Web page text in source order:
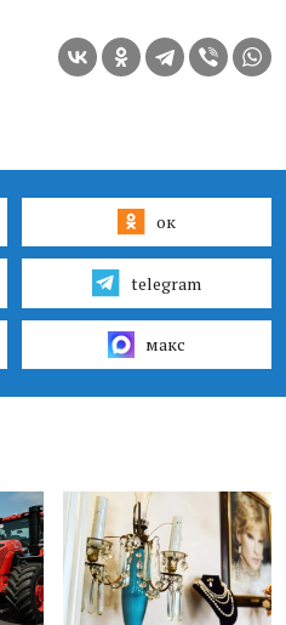
ок
telegram
макс